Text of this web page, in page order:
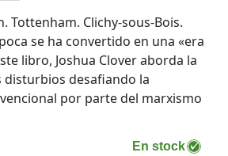
En stock
Tottenham. Clichy-sous-Bois.
se ha convertido en una «era
libro, Joshua Clover aborda la
desafiando la
por parte del marxismo